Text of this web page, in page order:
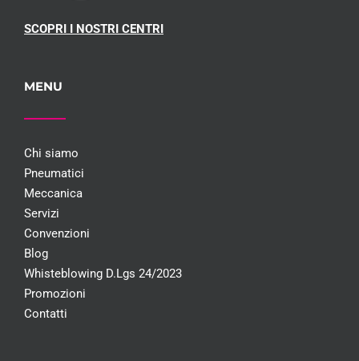
SCOPRI I NOSTRI CENTRI
MENU
Chi siamo
Pneumatici
Meccanica
Servizi
Convenzioni
Blog
Whisteblowing D.Lgs 24/2023
Promozioni
Contatti